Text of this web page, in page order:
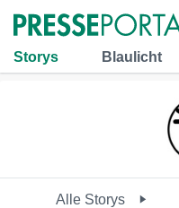
Storys Blaulicht
Alle Storys